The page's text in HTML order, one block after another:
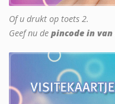
Of u drukt op toets 2.
Geef nu de pincode in van